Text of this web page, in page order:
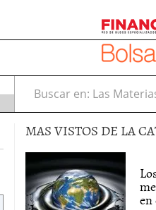
Buscar en:
MAS VISTOS DE LA
en